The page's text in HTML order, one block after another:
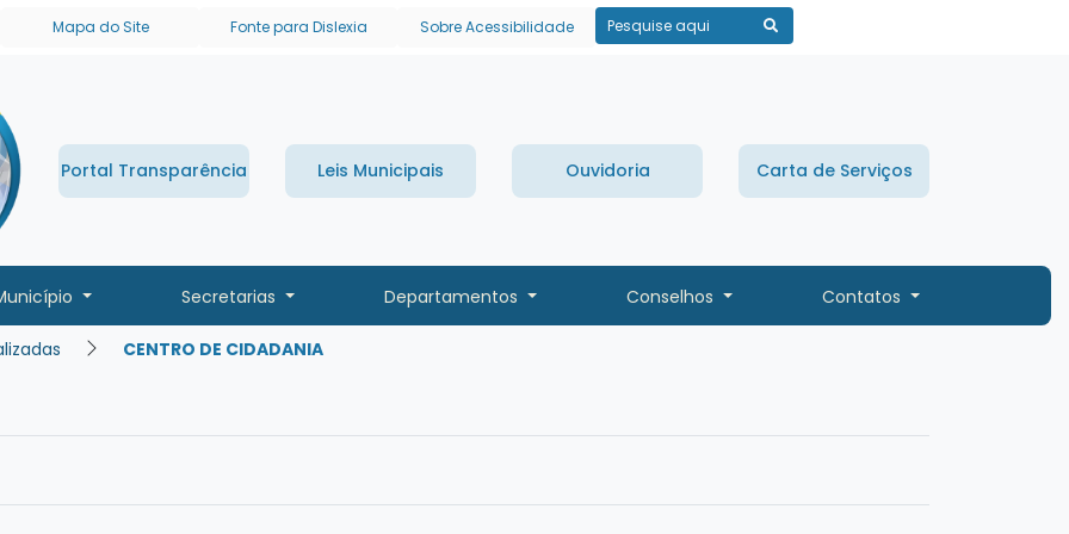
links de acessibilidade
Mapa do Site Fonte para Dislexia Sobre Acessibilidade Pesquisar
Portal Transparência Leis Municipais Ouvidoria Carta de Serviços
Secretarias Departamentos Conselhos Contatos
CENTRO DE CIDADANIA